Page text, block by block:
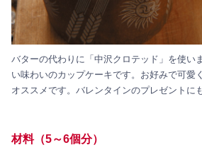
バターの代わりに「中沢クロテッド」を使い
い味わいのカップケーキです。お好みで可愛
オススメです。バレンタインのプレゼントに
材料（5～6個分）